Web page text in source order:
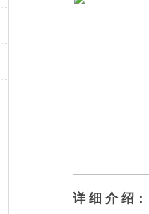
详 细 介 绍：